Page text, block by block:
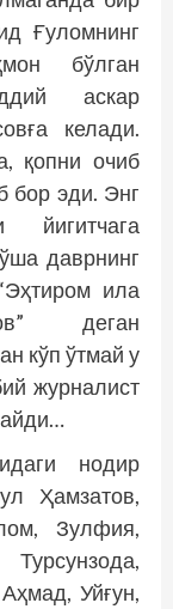
Ғуломнинг
бўлган
аскар
келади.
қопни очиб
бор эди. Энг
даврнинг
ила
деган
кўп ўтмай у
журналист
нодир
Ҳамзатов,
Зулфия,
Уйғун,